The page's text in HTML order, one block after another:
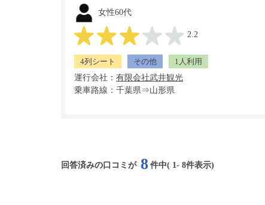
女性60代
2.2
4列シート その他
1人利用
運行会社：
乗車路線：千葉県⇒山形県
回答済みの口コミが 8 件中( 1 - 8件表示)